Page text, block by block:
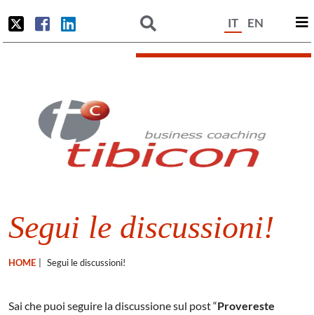
IT EN
Segui le discussioni!
HOME Segui le discussioni!
Sai che puoi seguire la discussione sul post “Provereste